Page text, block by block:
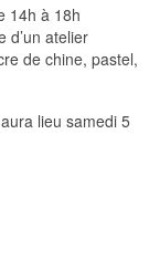
14h à 18h
d’un atelier
de chine, pastel,
lieu samedi 5